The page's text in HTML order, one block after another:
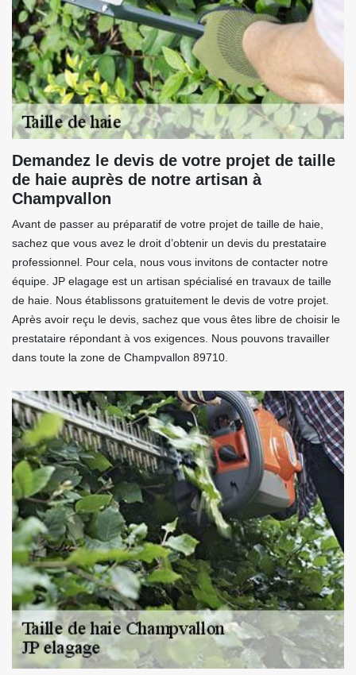
Demandez le devis de votre projet de taille
de haie auprès de notre artisan à
Champvallon
Avant de passer au préparatif de votre projet de taille de haie,
sachez que vous avez le droit d’obtenir un devis du prestataire
professionnel. Pour cela, nous vous invitons de contacter notre
équipe. JP elagage est un artisan spécialisé en travaux de taille
de haie. Nous établissons gratuitement le devis de votre projet.
Après avoir reçu le devis, sachez que vous êtes libre de choisir le
prestataire répondant à vos exigences. Nous pouvons travailler
dans toute la zone de Champvallon 89710.